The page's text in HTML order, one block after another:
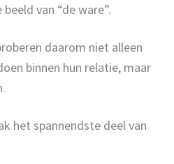
van “de ware”.
daarom niet alleen
binnen hun relatie, maar
het spannendste deel van